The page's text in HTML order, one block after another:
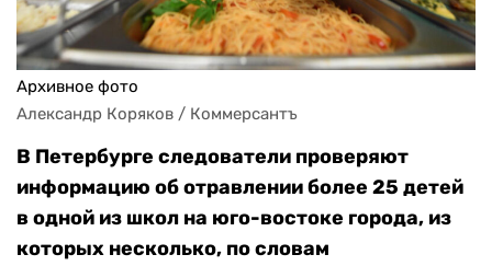
Архивное фото
Александр Коряков / Коммерсантъ
В Петербурге следователи проверяют
информацию об отравлении более 25 детей
в одной из школ на юго-востоке города, из
которых несколько, по словам